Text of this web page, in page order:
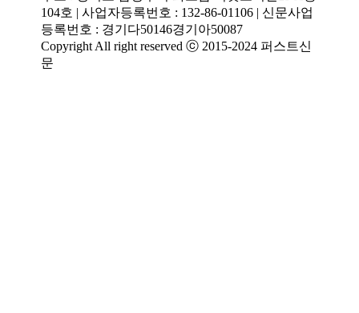
104호 | 사업자등록번호 : 132-86-01106 | 신문사업
등록번호 : 경기다50146경기아50087
Copyright All right reserved ⓒ 2015-2024 퍼스트신
문